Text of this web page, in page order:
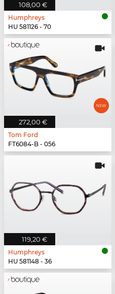
108,00 €
Humphreys
HU 581126 - 70
272,00 €
Tom Ford
FT6084-B - 056
119,20 €
Humphreys
HU 581148 - 36